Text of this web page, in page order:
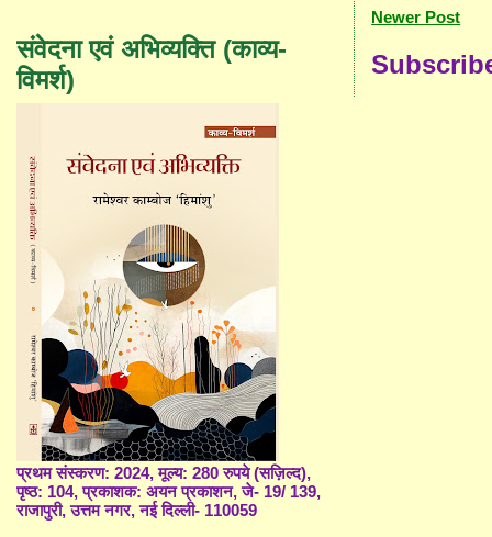
Newer Post
संवेदना एवं अभिव्यक्ति (काव्य-
विमर्श)
प्रथम संस्करण: 2024, मूल्य: 280 रुपये (सज़िल्द),
पृष्ठ: 104, प्रकाशक: अयन प्रकाशन, जे- 19/ 139,
राजापुरी, उत्तम नगर, नई दिल्ली- 110059